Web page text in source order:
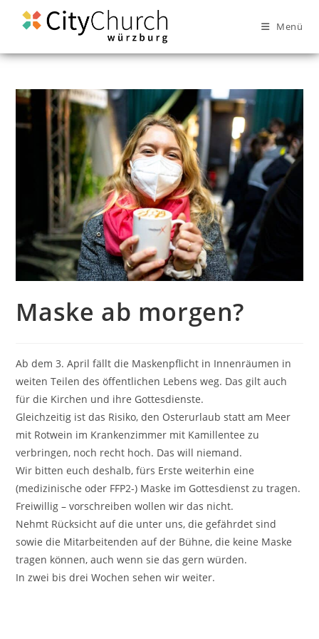
Menü
Maske ab morgen?
Ab dem 3. April fällt die Maskenpflicht in Innenräumen in
weiten Teilen des öffentlichen Lebens weg. Das gilt auch
für die Kirchen und ihre Gottesdienste.
Gleichzeitig ist das Risiko, den Osterurlaub statt am Meer
mit Rotwein im Krankenzimmer mit Kamillentee zu
verbringen, noch recht hoch. Das will niemand.
Wir bitten euch deshalb, fürs Erste weiterhin eine
(medizinische oder FFP2-) Maske im Gottesdienst zu tragen.
Freiwillig – vorschreiben wollen wir das nicht.
Nehmt Rücksicht auf die unter uns, die gefährdet sind
sowie die Mitarbeitenden auf der Bühne, die keine Maske
tragen können, auch wenn sie das gern würden.
In zwei bis drei Wochen sehen wir weiter.